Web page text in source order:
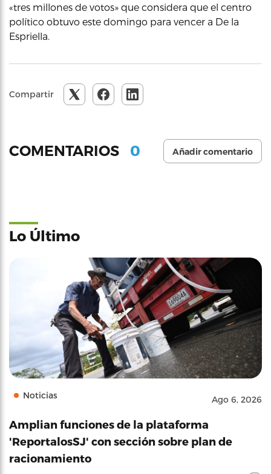
«tres millones de votos» que considera que el centro
político obtuvo este domingo para vencer a De la
Espriella.
Compartir
COMENTARIOS 0 Añadir comentario
Lo Último
Noticias Ago 6, 2026
Amplian funciones de la plataforma
'ReportalosSJ' con sección sobre plan de
racionamiento